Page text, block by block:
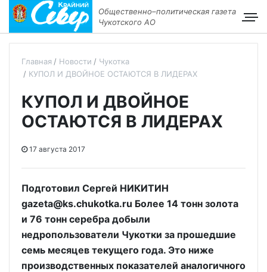
Общественно–политическая газета
Чукотского АО
Главная Новости
Чукотка
КУПОЛ И ДВОЙНОЕ ОСТАЮТСЯ В ЛИДЕРАХ
КУПОЛ И ДВОЙНОЕ
ОСТАЮТСЯ В ЛИДЕРАХ
17 августа 2017
Подготовил Сергей НИКИТИН
gazeta@ks.chukotka.ru Более 14 тонн золота
и 76 тонн серебра добыли
недропользователи Чукотки за прошедшие
семь месяцев текущего года. Это ниже
производственных показателей аналогичного